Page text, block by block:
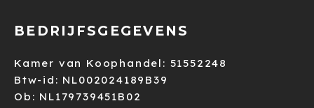
BEDRIJFSGEGEVENS
Kamer van Koophandel: 51552248
Btw-id: NL002024189B39
Ob: NL179739451B02